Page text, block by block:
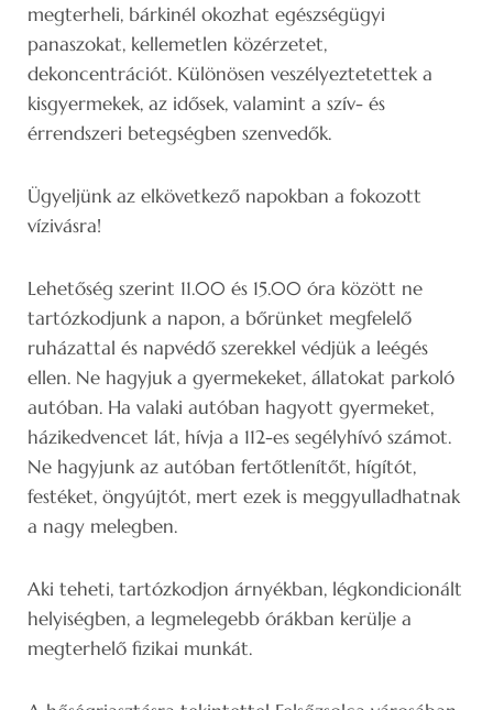
megterheli, bárkinél okozhat egészségügyi
panaszokat, kellemetlen közérzetet,
dekoncentrációt. Különösen veszélyeztetettek a
kisgyermekek, az idősek, valamint a szív- és
érrendszeri betegségben szenvedők.
Ügyeljünk az elkövetkező napokban a fokozott
vízivásra!
Lehetőség szerint 11.00 és 15.00 óra között ne
tartózkodjunk a napon, a bőrünket megfelelő
ruházattal és napvédő szerekkel védjük a leégés
ellen. Ne hagyjuk a gyermekeket, állatokat parkoló
autóban. Ha valaki autóban hagyott gyermeket,
házikedvencet lát, hívja a 112-es segélyhívó számot.
Ne hagyjunk az autóban fertőtlenítőt, hígítót,
festéket, öngyújtót, mert ezek is meggyulladhatnak
a nagy melegben.
Aki teheti, tartózkodjon árnyékban, légkondicionált
helyiségben, a legmelegebb órákban kerülje a
megterhelő fizikai munkát.